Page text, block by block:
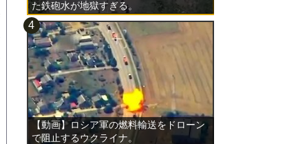
た鉄砲水が地獄すぎる。
【動画】ロシア軍の燃料輸送をドローン
で阻止するウクライナ。